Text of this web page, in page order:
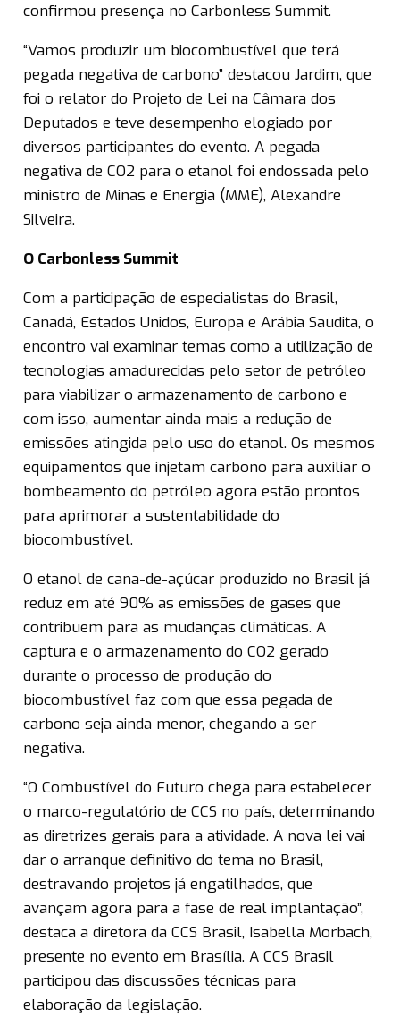
confirmou presença no Carbonless Summit.
“Vamos produzir um biocombustível que terá
pegada negativa de carbono” destacou Jardim, que
foi o relator do Projeto de Lei na Câmara dos
Deputados e teve desempenho elogiado por
diversos participantes do evento. A pegada
negativa de CO2 para o etanol foi endossada pelo
ministro de Minas e Energia (MME), Alexandre
Silveira.
O Carbonless Summit
Com a participação de especialistas do Brasil,
Canadá, Estados Unidos, Europa e Arábia Saudita, o
encontro vai examinar temas como a utilização de
tecnologias amadurecidas pelo setor de petróleo
para viabilizar o armazenamento de carbono e
com isso, aumentar ainda mais a redução de
emissões atingida pelo uso do etanol. Os mesmos
equipamentos que injetam carbono para auxiliar o
bombeamento do petróleo agora estão prontos
para aprimorar a sustentabilidade do
biocombustível.
O etanol de cana-de-açúcar produzido no Brasil já
reduz em até 90% as emissões de gases que
contribuem para as mudanças climáticas. A
captura e o armazenamento do CO2 gerado
durante o processo de produção do
biocombustível faz com que essa pegada de
carbono seja ainda menor, chegando a ser
negativa.
“O Combustível do Futuro chega para estabelecer
o marco-regulatório de CCS no país, determinando
as diretrizes gerais para a atividade. A nova lei vai
dar o arranque definitivo do tema no Brasil,
destravando projetos já engatilhados, que
avançam agora para a fase de real implantação”,
destaca a diretora da CCS Brasil, Isabella Morbach,
presente no evento em Brasília. A CCS Brasil
participou das discussões técnicas para
elaboração da legislação.